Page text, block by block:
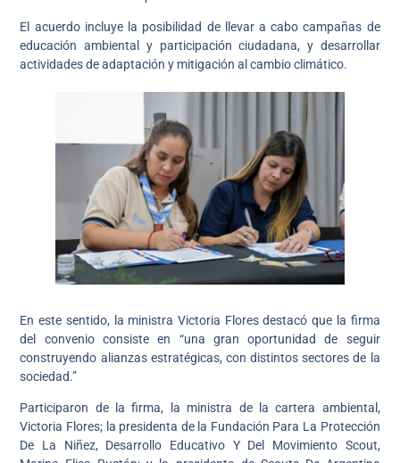
El acuerdo incluye la posibilidad de llevar a cabo campañas de
educación ambiental y participación ciudadana, y desarrollar
actividades de adaptación y mitigación al cambio climático.
En este sentido, la ministra Victoria Flores destacó que la firma
del convenio consiste en “una gran oportunidad de seguir
construyendo alianzas estratégicas, con distintos sectores de la
sociedad.”
Participaron de la firma, la ministra de la cartera ambiental,
Victoria Flores; la presidenta de la Fundación Para La Protección
De La Niñez, Desarrollo Educativo Y Del Movimiento Scout,